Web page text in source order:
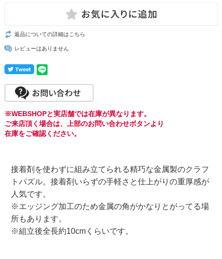
返品についての詳細はこちら
レビューはありません
※WEBSHOPと実店舗では在庫が異なります。
ご来店頂く場合は、上部のお問い合わせボタンより
在庫をご確認ください。
接着剤を使わずに組み立てられる精巧な金属製のクラフ
トパズル。接着剤いらずの手軽さと仕上がりの重厚感が
人気です。
※エッジング加工のため金属の角がかなりとがってる場
所もあります。
※組立後全長約10cmくらいです。